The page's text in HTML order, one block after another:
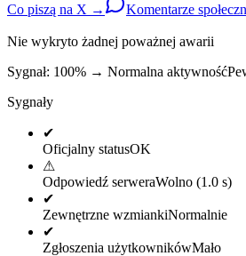
Co piszą na X → Komentarze
Nie wykryto żadnej poważnej awarii
Sygnał: 100% → Normalna aktywność
Sygnały
✔
Oficjalny statusOK
⚠
Odpowiedź serweraWolno (1.0 s)
✔
Zewnętrzne wzmiankiNormalnie
✔
Zgłoszenia użytkownikówMało